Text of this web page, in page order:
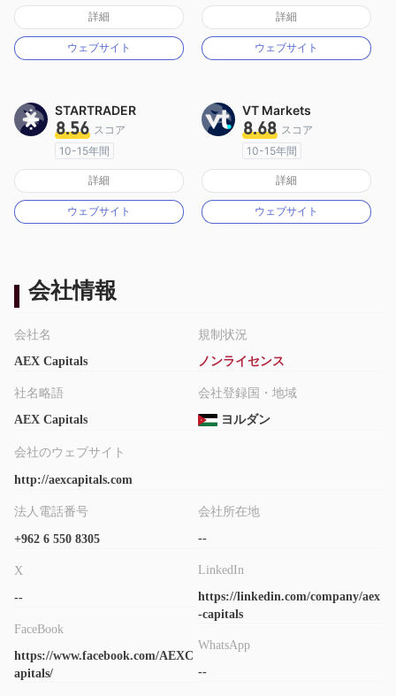
オーストラリア規制
マーケットメイキングライセンス（MM）
MT4フルライセンス
詳細
ウェブサイト
オーストラリア規制
マーケットメイキングライセンス（MM）
MT4フルライセンス
詳細
ウェブサイト
STARTRADER
8.56 スコア
10-15年間
オーストラリア規制
マーケットメイキングライセンス（MM）
MT4フルライセンス
詳細
ウェブサイト
VT Markets
8.68 スコア
10-15年間
オーストラリア規制
マーケットメイキングライセンス（MM）
MT4フルライセンス
詳細
ウェブサイト
会社情報
会社名
AEX Capitals
社名略語
AEX Capitals
規制状況
ノンライセンス
会社登録国・地域
ヨルダン
会社のウェブサイト
http://aexcapitals.com
法人電話番号
+962 6 550 8305
X
--
FaceBook
https://www.facebook.com/AEXC
apitals/
会社所在地
--
LinkedIn
https://linkedin.com/company/aex
-capitals
WhatsApp
--